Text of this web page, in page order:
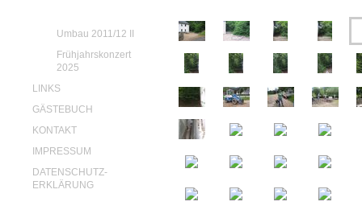
Umbau 2011/12 II
Frühjahrskonzert
2025
LINKS
GÄSTEBUCH
KONTAKT
IMPRESSUM
DATENSCHUTZ-
ERKLÄRUNG